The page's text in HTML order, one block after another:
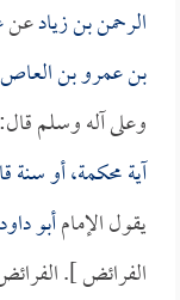
الرحمن بن زيادعن
بن عمرو بن العاص
وعلى آله وسلم
آية محكمة، أو سنة
يقول الإمامأبو
الفرائض ].